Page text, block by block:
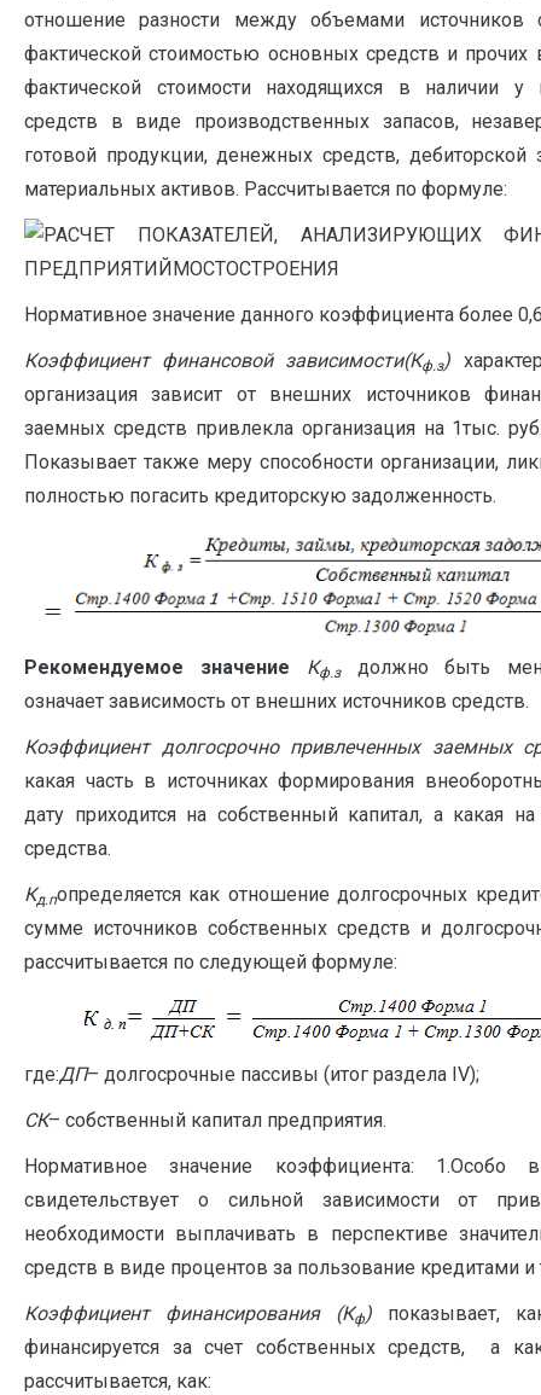
отношение разности между объемами источников
фактической стоимостью основных средств и прочих
фактической стоимости находящихся в наличии у
средств в виде производственных запасов,
готовой продукции, денежных средств, дебиторской
материальных активов. Рассчитывается по формуле:
Нормативное значение данного коэффициента более
Коэффициент финансовой зависимости(Кф.з)
организация зависит от внешних источников
заемных средств привлекла организация на 1тыс.
Показывает также меру способности организации,
полностью погасить кредиторскую задолженность.
Рекомендуемое значение Кф.здолжно быть
означает зависимость от внешних источников средств.
Коэффициент долгосрочно привлеченных заемных
какая часть в источниках формирования
дату приходится на собственный капитал, а какая
средства.
Кд.попределяется как отношение долгосрочных
сумме источников собственных средств и
рассчитывается по следующей формуле:
где:ДП– долгосрочные пассивы (итог раздела IV);
СК– собственный капитал предприятия.
Нормативное значение коэффициента: 1.Особо
свидетельствует о сильной зависимости от
необходимости выплачивать в перспективе
средств в виде процентов за пользование кредитами и
Коэффициент финансирования (Кф ) показывает,
финансируется за счет собственных средств, а
рассчитывается, как: